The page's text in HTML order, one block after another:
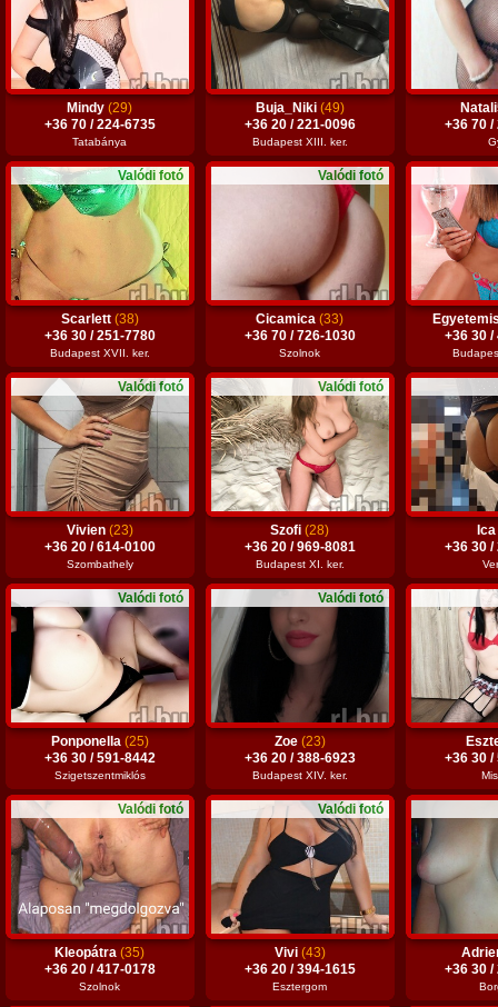
Mindy(29)
+36 70 / 224-6735
Tatabánya
Buja_Niki (49)
+36 20 / 221-0096
Budapest XIII. ker.
+36 70 /
Valódi fotó
Scarlett (38)
+36 30 / 251-7780
Budapest XVII. ker.
Valódi fotó
Cicamica(33)
+36 70 / 726-1030
Szolnok
+36 30 /
Valódi fotó
Vivien (23)
+36 20 / 614-0100
Szombathely
Valódi fotó
Szofi(28)
+36 20 / 969-8081
Budapest XI. ker.
Ica
+36 30 /
Valódi fotó
Ponponella (25)
+36 30 / 591-8442
Szigetszentmiklós
Valódi fotó
Zoe (23)
+36 20 / 388-6923
Budapest XIV. ker.
+36 30 /
Valódi fotó
Kleopátra(35)
+36 20 / 417-0178
Szolnok
Valódi fotó
Vivi (43)
+36 20 / 394-1615
Esztergom
+36 30 /